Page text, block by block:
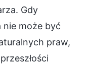
Gdy
nie może być
praw,